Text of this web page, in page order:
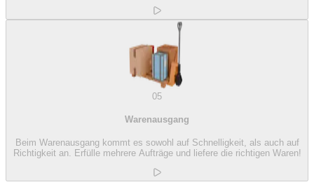
05
Warenausgang
Beim Warenausgang kommt es sowohl auf Schnelligkeit, als auch auf
Richtigkeit an. Erfülle mehrere Aufträge und liefere die richtigen Waren!